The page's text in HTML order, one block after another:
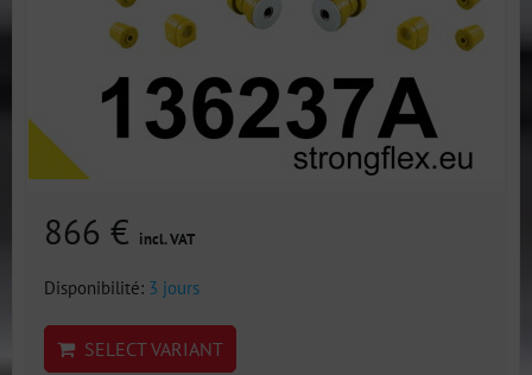
866 € incl. VAT
Disponibilité: 3 jours
SELECT VARIANT